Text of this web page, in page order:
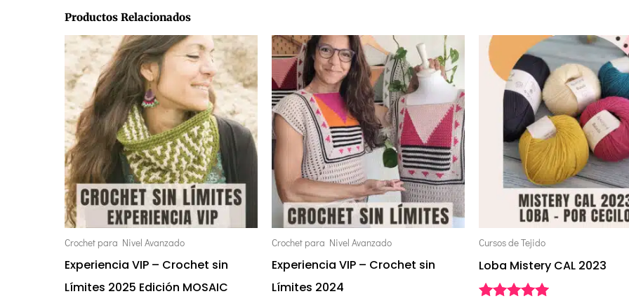
Productos Relacionados
Crochet para Nivel Avanzado
Experiencia VIP – Crochet sin
Límites 2025 Edición MOSAIC
Crochet para Nivel Avanzado
Experiencia VIP – Crochet sin
Límites 2024
Cursos de Tejido
Loba Mistery CAL 2023